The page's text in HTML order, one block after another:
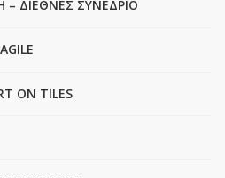
– ΔΙΕΘΝΕΣ ΣΥΝΕΔΡΙΟ
ON TILES